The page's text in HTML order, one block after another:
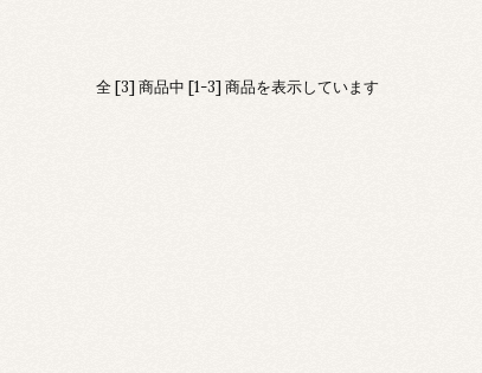
全 [3] 商品中 [1-3] 商品を表示しています